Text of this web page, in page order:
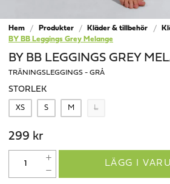
Hem Produkter Kläder & tillbehör
BY BB Leggings Grey Melange
BY BB LEGGINGS GREY
TRÄNINGSLEGGINGS - GRÅ
STORLEK
XS S M L
299 kr
LÄGG I